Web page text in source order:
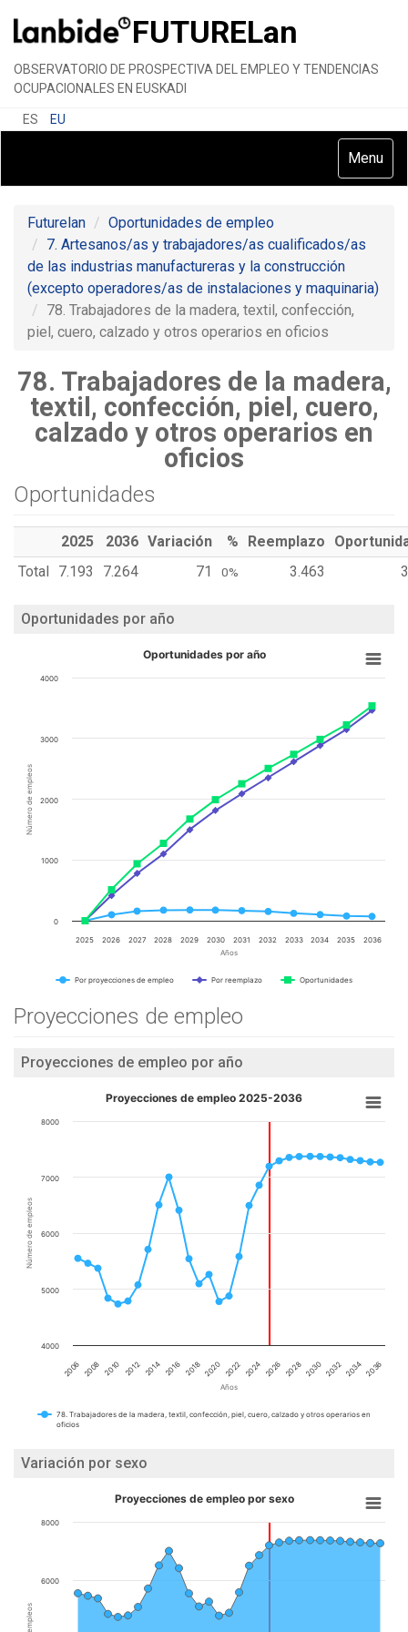
FUTURELan
OBSERVATORIO DE PROSPECTIVA DEL EMPLEO Y TENDENCIAS
OCUPACIONALES EN EUSKADI
ES EU
Toggle
Menu
Futurelan
Oportunidades de empleo
7. Artesanos/as y trabajadores/as cualificados/as
de las industrias manufactureras y la construcción
(excepto operadores/as de instalaciones y maquinaria)
78. Trabajadores de la madera, textil, confección,
piel, cuero, calzado y otros operarios en oficios
78. Trabajadores de la madera,
textil, confección, piel, cuero,
calzado y otros operarios en
oficios
Oportunidades
2025 2036 Variación % Reemplazo
Total
7.193 7.264 71 0% 3.463
Oportunidades por año
Años
Número de empleos
Oportunidades por año
Por proyecciones de empleo Por reemplazo Oportunidades
2025 2026 2027 2028 2029 2030 2031 2032 2033 2034 2035 2036
0
1000
2000
3000
4000
Proyecciones de empleo
Proyecciones de empleo por año
Años
Número de empleos
Proyecciones de empleo 2025-2036
78. Trabajadores de la madera, textil, confección, piel, cuero, calzado y otros operarios en
oficios
2006 2008 2010 2012 2014 2016 2018 2020 2022 2024 2026 2028 2030 2032 2034 2036
4000
5000
6000
7000
8000
Variación por sexo
Proyecciones de empleo por sexo
6000
8000